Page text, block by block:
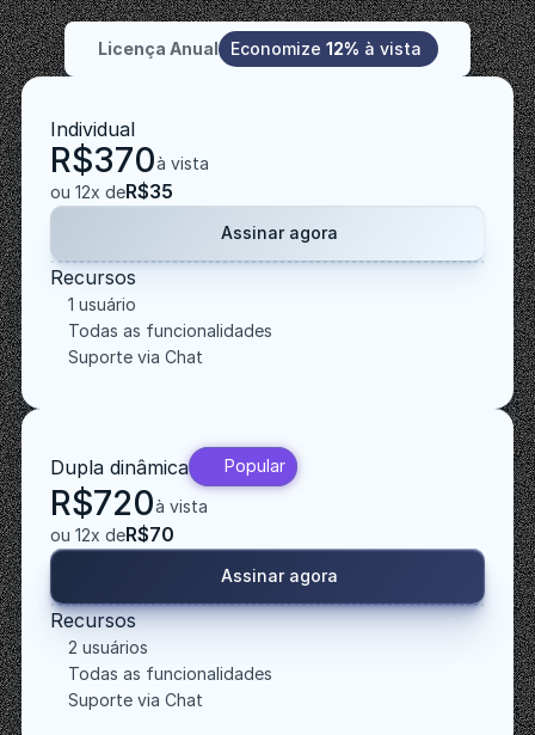
usuários
Licença Anual Economize 12% à vista
Individual
R$370à vista
ou 12x deR$35
Assinar agora
Recursos
1 usuário
Todas as funcionalidades
Suporte via Chat
Dupla dinâmica Popular
R$720à vista
ou 12x deR$70
Assinar agora
Recursos
2 usuários
Todas as funcionalidades
Suporte via Chat